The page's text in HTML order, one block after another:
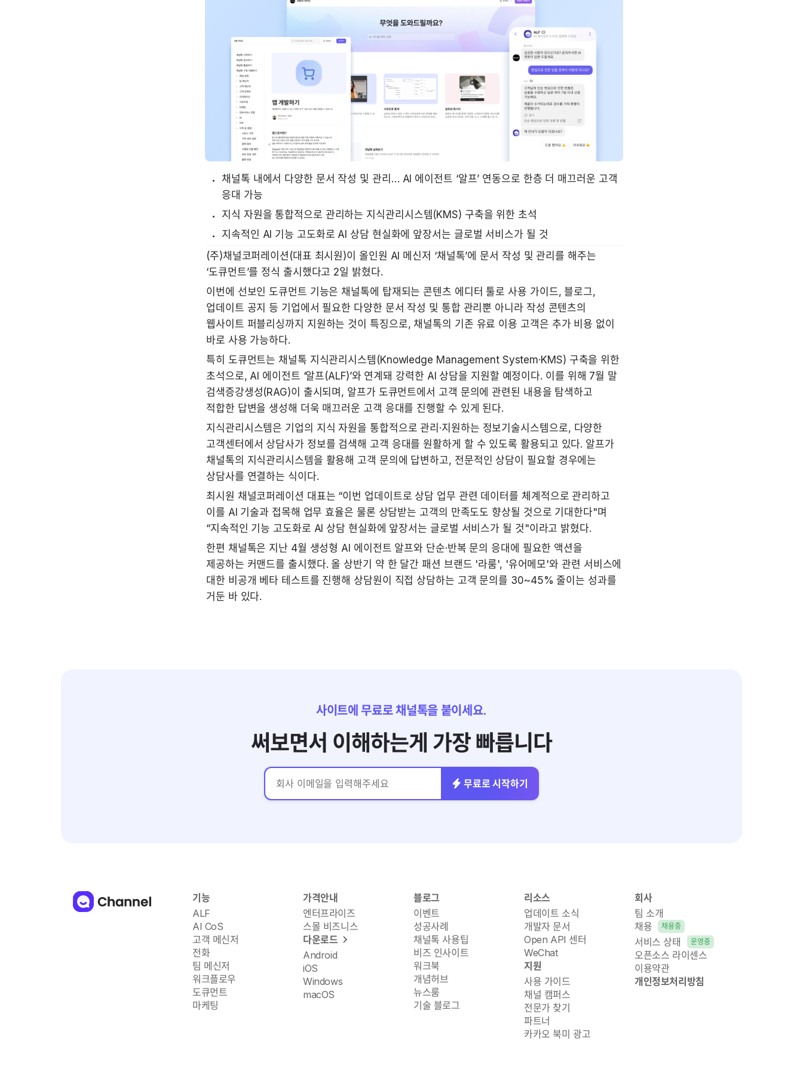
채널톡 내에서 다양한 문서 작성 및 관리… AI 에이전트 ‘알프’ 연동으로 한층 더 매끄러운 고객
응대 가능
지식 자원을 통합적으로 관리하는 지식관리시스템(KMS) 구축을 위한 초석
지속적인 AI 기능 고도화로 AI 상담 현실화에 앞장서는 글로벌 서비스가 될 것
(주)채널코퍼레이션(대표 최시원)이 올인원 AI 메신저 ‘채널톡’에 문서 작성 및 관리를 해주는
‘도큐먼트’를 정식 출시했다고 2일 밝혔다.
이번에 선보인 도큐먼트 기능은 채널톡에 탑재되는 콘텐츠 에디터 툴로 사용 가이드, 블로그,
업데이트 공지 등 기업에서 필요한 다양한 문서 작성 및 통합 관리뿐 아니라 작성 콘텐츠의
웹사이트 퍼블리싱까지 지원하는 것이 특징으로, 채널톡의 기존 유료 이용 고객은 추가 비용 없이
바로 사용 가능하다.
특히 도큐먼트는 채널톡 지식관리시스템(Knowledge Management System·KMS) 구축을 위한
초석으로, AI 에이전트 ‘알프(ALF)’와 연계돼 강력한 AI 상담을 지원할 예정이다. 이를 위해 7월 말
검색증강생성(RAG)이 출시되며, 알프가 도큐먼트에서 고객 문의에 관련된 내용을 탐색하고
적합한 답변을 생성해 더욱 매끄러운 고객 응대를 진행할 수 있게 된다.
지식관리시스템은 기업의 지식 자원을 통합적으로 관리·지원하는 정보기술시스템으로, 다양한
고객센터에서 상담사가 정보를 검색해 고객 응대를 원활하게 할 수 있도록 활용되고 있다. 알프가
채널톡의 지식관리시스템을 활용해 고객 문의에 답변하고, 전문적인 상담이 필요할 경우에는
상담사를 연결하는 식이다.
최시원 채널코퍼레이션 대표는 “이번 업데이트로 상담 업무 관련 데이터를 체계적으로 관리하고
이를 AI 기술과 접목해 업무 효율은 물론 상담받는 고객의 만족도도 향상될 것으로 기대한다"며
“지속적인 기능 고도화로 AI 상담 현실화에 앞장서는 글로벌 서비스가 될 것"이라고 밝혔다.
한편 채널톡은 지난 4월 생성형 AI 에이전트 알프와 단순·반복 문의 응대에 필요한 액션을
제공하는 커맨드를 출시했다. 올 상반기 약 한 달간 패션 브랜드 '라룸', '유어메모'와 관련 서비스에
대한 비공개 베타 테스트를 진행해 상담원이 직접 상담하는 고객 문의를 30~45% 줄이는 성과를
거둔 바 있다.
사이트에 무료로 채널톡을 붙이세요.
써보면서 이해하는게 가장 빠릅니다
무료로 시작하기
기능
ALF
AI CoS
고객 메신저
전화
팀 메신저
워크플로우
도큐먼트
마케팅
가격안내
엔터프라이즈
스몰 비즈니스
다운로드
Android
iOS
Windows
macOS
블로그
이벤트
성공사례
채널톡 사용팁
비즈 인사이트
워크북
개념허브
뉴스룸
기술 블로그
리소스
업데이트 소식
개발자 문서
Open API 센터
WeChat
지원
사용 가이드
채널 캠퍼스
전문가 찾기
파트너
카카오 북미 광고
회사
팀 소개
채용
채용중
서비스 상태 운영중
오픈소스 라이센스
이용약관
개인정보처리방침